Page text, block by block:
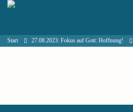
Start 27.08.2023: Fokus auf Gott: Hoffnung!